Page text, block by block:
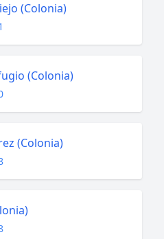
(Colonia)
(Colonia)
(Colonia)